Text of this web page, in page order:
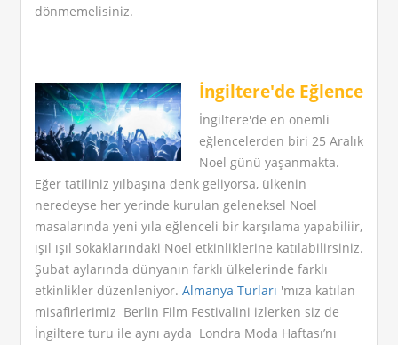
dönmemelisiniz.
İngiltere'de Eğlence
İngiltere'de en önemli
eğlencelerden biri 25 Aralık
Noel günü yaşanmakta.
Eğer tatiliniz yılbaşına denk geliyorsa, ülkenin
neredeyse her yerinde kurulan geleneksel Noel
masalarında yeni yıla eğlenceli bir karşılama yapabiliir,
ışıl ışıl sokaklarındaki Noel etkinliklerine katılabilirsiniz.
Şubat aylarında dünyanın farklı ülkelerinde farklı
etkinlikler düzenleniyor. Almanya Turları 'mıza katılan
misafirlerimiz Berlin Film Festivalini izlerken siz de
İngiltere turu ile aynı ayda Londra Moda Haftası’nı